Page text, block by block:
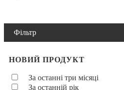
Фільтр
НОВИЙ ПРОДУКТ
За останні три місяці
За останній рік